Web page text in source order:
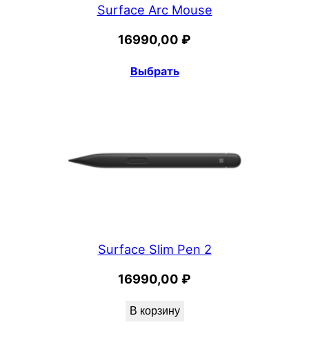
Surface Arc Mouse
16990,00 ₽
Выбрать
Surface Slim Pen 2
16990,00 ₽
В корзину